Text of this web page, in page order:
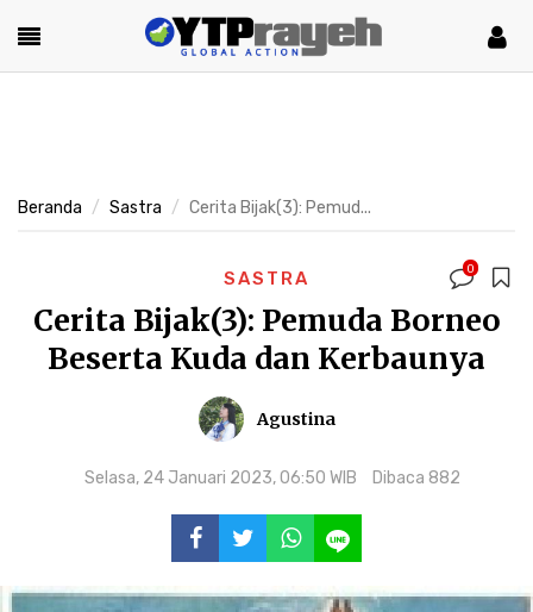
Beranda Sastra Cerita Bijak(3): Pemud...
SASTRA 0
Cerita Bijak(3): Pemuda Borneo
Beserta Kuda dan Kerbaunya
Agustina
Selasa, 24 Januari 2023, 06:50 WIB Dibaca 882